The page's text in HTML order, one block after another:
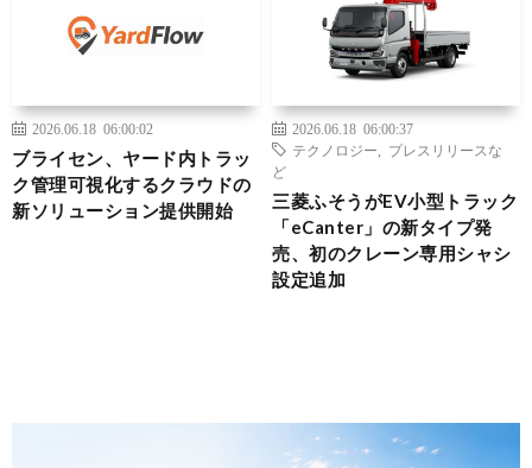
2026.06.18 06:00:02
ブライセン、ヤード内トラッ
ク管理可視化するクラウドの
新ソリューション提供開始
2026.06.18 06:00:37
テクノロジー
プレスリリースな
ど
三菱ふそうがEV小型トラック
「eCanter」の新タイプ発
売、初のクレーン専用シャシ
設定追加